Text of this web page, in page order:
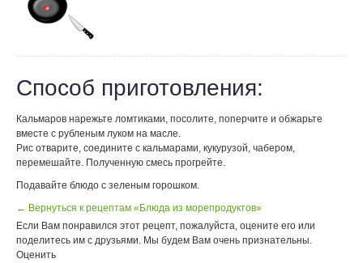
Способ приготовления:
Кальмаров нарежьте ломтиками, посолите, поперчите и обжарьте
вместе с рубленым луком на масле.
Рис отварите, соедините с кальмарами, кукурузой, чабером,
перемешайте. Полученную смесь прогрейте.
Подавайте блюдо с зеленым горошком.
← Вернуться к рецептам «Блюда из морепродуктов»
Если Вам понравился этот рецепт, пожалуйста, оцените его или
поделитесь им с друзьями. Мы будем Вам очень признательны.
Оценить